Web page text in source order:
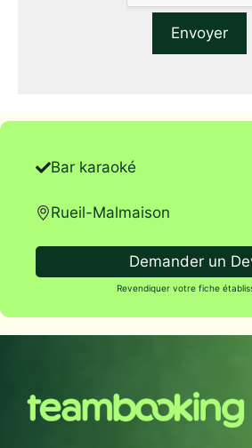
Bar karaoké
Rueil-Malmaison
Demander un
Revendiquer votre fiche